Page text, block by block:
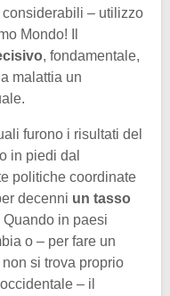
– utilizzo
Mondo! Il
, fondamentale,
malattia un
furono i risultati del
in piedi dal
politiche coordinate
decenni un tasso
Quando in paesi
o – per fare un
si trova proprio
– il